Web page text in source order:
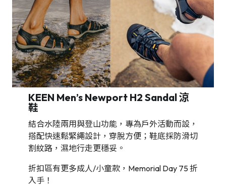
KEEN Men’s Newport H2 Sandal 涼
鞋
結合水陸兩用與登山功能，專為戶外活動而設，
搭配快速鬆緊繩設計，穿脫方便；鞋底採防滑切
割紋路，濕地行走更穩妥。
折扣區有更多成人/小童款，Memorial Day 75 折
入手！